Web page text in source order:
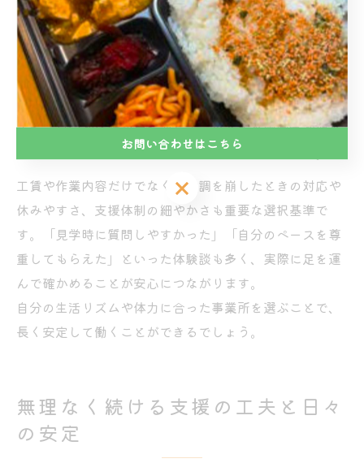
B型事業所を選ぶ際は、無理なく通い続けられることが
最も大切です。そのためには、事業所の立地やアクセ
ス、作業時間の柔軟性、スタッフの対応力を確認しまし
ょう。
また、見学や体験利用を通じて、事業所の雰囲気や他の
利用者との相性もチェックすることがポイントです。
工賃や作業内容だけでなく、体調を崩したときの対応や
休みやすさ、支援体制の細やかさも重要な選択基準で
す。「見学時に質問しやすかった」「自分のペースを尊
重してもらえた」といった体験談も多く、実際に足を運
んで確かめることが安心につながります。
自分の生活リズムや体力に合った事業所を選ぶことで、
長く安定して働くことができるでしょう。
無理なく続ける支援の工夫と日々
の安定
お問い合わせはこちら
お問い合わせはこちら